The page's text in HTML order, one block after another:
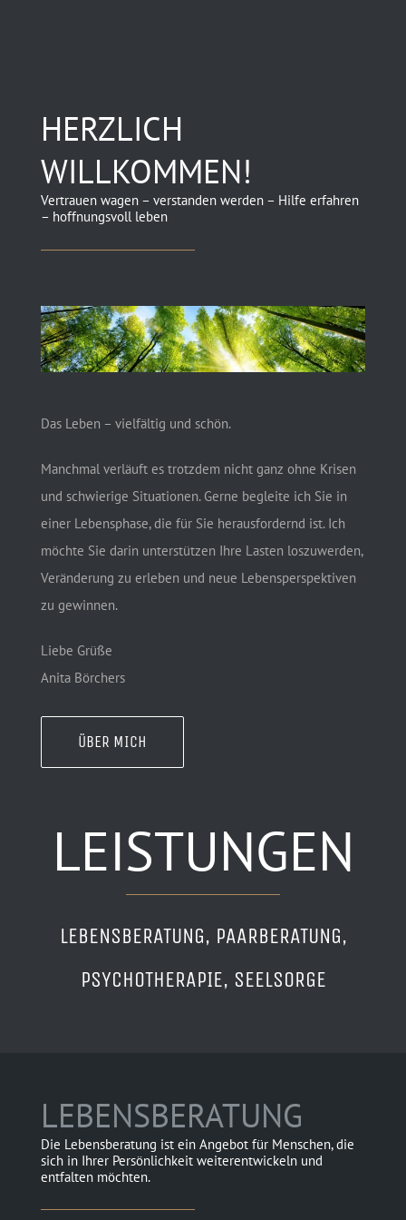
HERZLICH
WILLKOMMEN!
Vertrauen wagen – verstanden werden – Hilfe erfahren
– hoffnungsvoll leben
Das Leben – vielfältig und schön.
Manchmal verläuft es trotzdem nicht ganz ohne Krisen
und schwierige Situationen. Gerne begleite ich Sie in
einer Lebensphase, die für Sie herausfordernd ist. Ich
möchte Sie darin unterstützen Ihre Lasten loszuwerden,
Veränderung zu erleben und neue Lebensperspektiven
zu gewinnen.
Liebe Grüße
Anita Börchers
ÜBER MICH
LEISTUNGEN
LEBENSBERATUNG, PAARBERATUNG,
PSYCHOTHERAPIE, SEELSORGE
LEBENSBERATUNG
Die Lebensberatung ist ein Angebot für Menschen, die
sich in Ihrer Persönlichkeit weiterentwickeln und
entfalten möchten.